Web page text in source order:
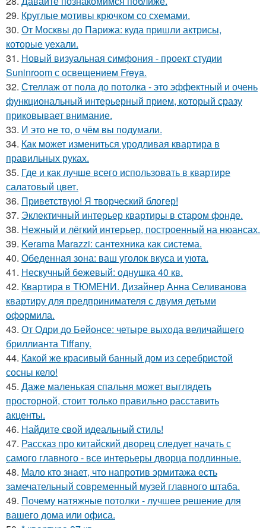
29. Круглые мотивы крючком со схемами.
30. От Москвы до Парижа: куда пришли актрисы,
которые уехали.
31. Новый визуальная симфония - проект студии
Suninroom с освещением Freya.
32. Стеллаж от пола до потолка - это эффектный и очень
функциональный интерьерный прием, который сразу
приковывает внимание.
33. И это не то, о чём вы подумали.
34. Как может измениться уродливая квартира в
правильных руках.
35. Где и как лучше всего использовать в квартире
салатовый цвет.
36. Приветствую! Я творческий блогер!
37. Эклектичный интерьер квартиры в старом фонде.
38. Нежный и лёгкий интерьер, построенный на нюансах.
39. Kerama Marazzi: сантехника как система.
40. Обеденная зона: ваш уголок вкуса и уюта.
41. Нескучный бежевый: однушка 40 кв.
42. Квартира в ТЮМЕНИ. Дизайнер Анна Селиванова
квартиру для предпринимателя с двумя детьми
оформила.
43. От Одри до Бейонсе: четыре выхода величайшего
бриллианта Tiffany.
44. Какой же красивый банный дом из серебристой
сосны кело!
45. Даже маленькая спальня может выглядеть
просторной, стоит только правильно расставить
акценты.
46. Найдите свой идеальный стиль!
47. Рассказ про китайский дворец следует начать с
самого главного - все интерьеры дворца подлинные.
48. Мало кто знает, что напротив эрмитажа есть
замечательный современный музей главного штаба.
49. Почему натяжные потолки - лучшее решение для
вашего дома или офиса.